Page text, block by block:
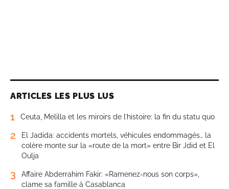
ARTICLES LES PLUS LUS
1 Ceuta, Melilla et les miroirs de l’histoire: la fin du statu quo
2
El Jadida: accidents mortels, véhicules endommagés… la
colère monte sur la «route de la mort» entre Bir Jdid et El
Oulja
3
Affaire Abderrahim Fakir: «Ramenez-nous son corps»,
clame sa famille à Casablanca